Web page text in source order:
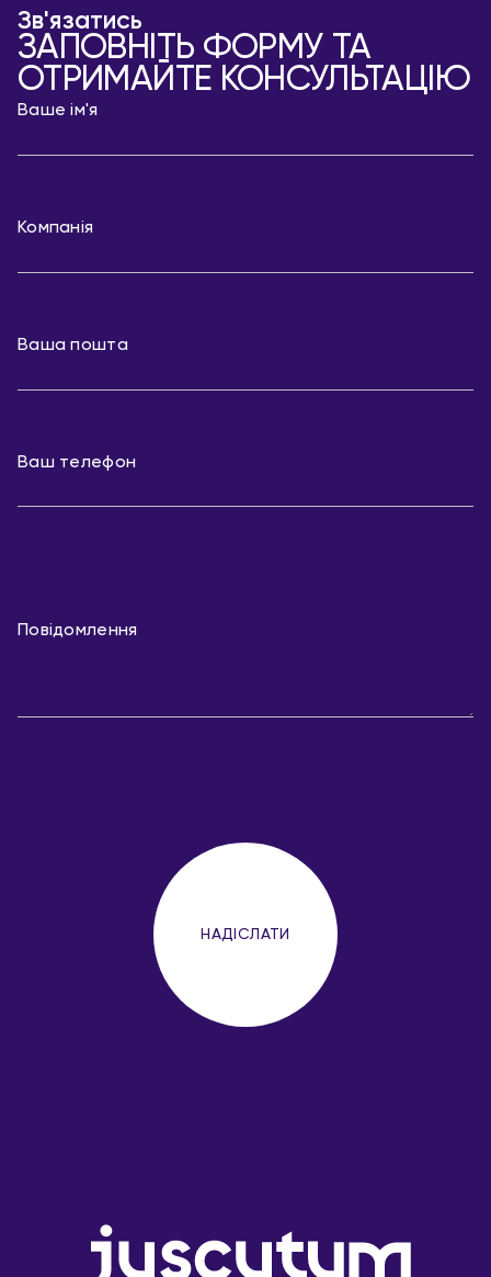
Зв'язатись
ЗАПОВНІТЬ ФОРМУ ТА
ОТРИМАЙТЕ КОНСУЛЬТАЦІЮ